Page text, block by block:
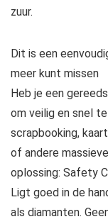
zuur.
Dit is een
meer kunt missen
Heb je een
om veilig en snel
scrapbooking,
of andere
oplossing: Safety
Ligt goed in de
als diamanten.